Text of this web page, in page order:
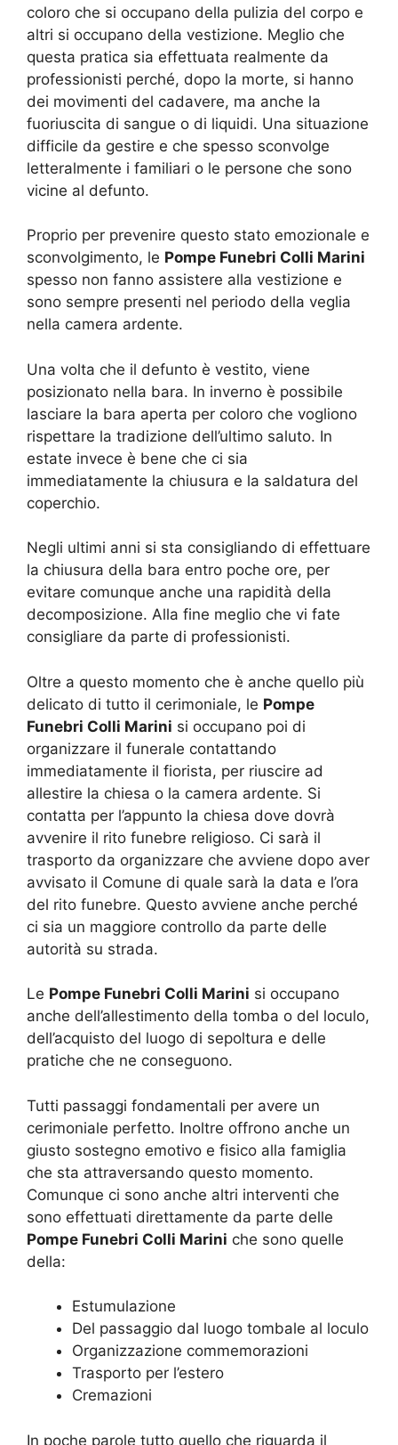
coloro che si occupano della pulizia del corpo e
altri si occupano della vestizione. Meglio che
questa pratica sia effettuata realmente da
professionisti perché, dopo la morte, si hanno
dei movimenti del cadavere, ma anche la
fuoriuscita di sangue o di liquidi. Una situazione
difficile da gestire e che spesso sconvolge
letteralmente i familiari o le persone che sono
vicine al defunto.
Proprio per prevenire questo stato emozionale e
sconvolgimento, le Pompe Funebri Colli Marini
spesso non fanno assistere alla vestizione e
sono sempre presenti nel periodo della veglia
nella camera ardente.
Una volta che il defunto è vestito, viene
posizionato nella bara. In inverno è possibile
lasciare la bara aperta per coloro che vogliono
rispettare la tradizione dell’ultimo saluto. In
estate invece è bene che ci sia
immediatamente la chiusura e la saldatura del
coperchio.
Negli ultimi anni si sta consigliando di effettuare
la chiusura della bara entro poche ore, per
evitare comunque anche una rapidità della
decomposizione. Alla fine meglio che vi fate
consigliare da parte di professionisti.
Oltre a questo momento che è anche quello più
delicato di tutto il cerimoniale, le Pompe
Funebri Colli Marini si occupano poi di
organizzare il funerale contattando
immediatamente il fiorista, per riuscire ad
allestire la chiesa o la camera ardente. Si
contatta per l’appunto la chiesa dove dovrà
avvenire il rito funebre religioso. Ci sarà il
trasporto da organizzare che avviene dopo aver
avvisato il Comune di quale sarà la data e l’ora
del rito funebre. Questo avviene anche perché
ci sia un maggiore controllo da parte delle
autorità su strada.
Le Pompe Funebri Colli Marini si occupano
anche dell’allestimento della tomba o del loculo,
dell’acquisto del luogo di sepoltura e delle
pratiche che ne conseguono.
Tutti passaggi fondamentali per avere un
cerimoniale perfetto. Inoltre offrono anche un
giusto sostegno emotivo e fisico alla famiglia
che sta attraversando questo momento.
Comunque ci sono anche altri interventi che
sono effettuati direttamente da parte delle
Pompe Funebri Colli Marini che sono quelle
della:
Estumulazione
Del passaggio dal luogo tombale al loculo
Organizzazione commemorazioni
Trasporto per l’estero
Cremazioni
In poche parole tutto quello che riguarda il